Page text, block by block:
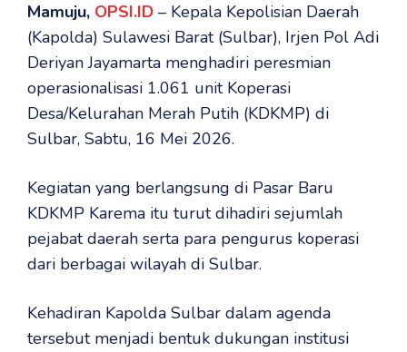
Mamuju, OPSI.ID – Kepala Kepolisian Daerah
(Kapolda) Sulawesi Barat (Sulbar), Irjen Pol Adi
Deriyan Jayamarta menghadiri peresmian
operasionalisasi 1.061 unit Koperasi
Desa/Kelurahan Merah Putih (KDKMP) di
Sulbar, Sabtu, 16 Mei 2026.
Kegiatan yang berlangsung di Pasar Baru
KDKMP Karema itu turut dihadiri sejumlah
pejabat daerah serta para pengurus koperasi
dari berbagai wilayah di Sulbar.
Kehadiran Kapolda Sulbar dalam agenda
tersebut menjadi bentuk dukungan institusi